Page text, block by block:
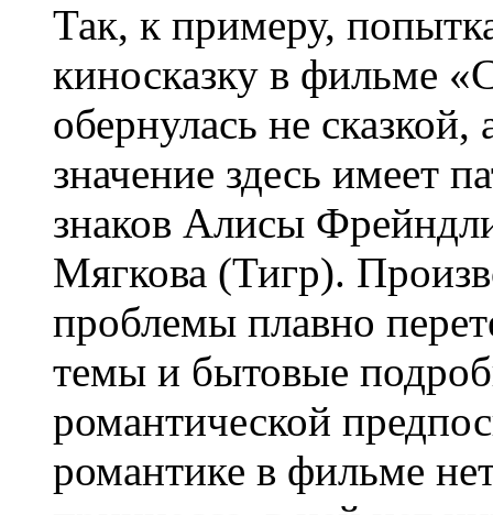
Так, к примеру,
киносказку в фильме
обернулась не
значение здесь имеет
знаков Алисы
Мягкова (Тигр).
проблемы плавно
темы и бытовые
романтической
романтике в фильме